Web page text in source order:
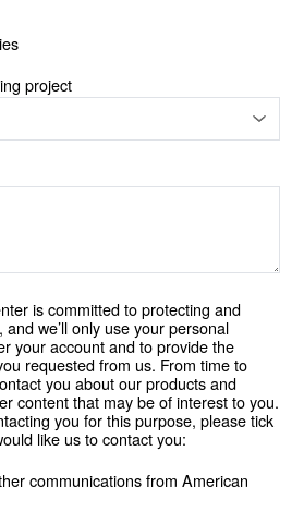
project
is committed to protecting and
we’ll only use your personal
your account and to provide the
requested from us. From time to
you about our products and
content that may be of interest to you.
you for this purpose, please tick
like us to contact you:
communications from American